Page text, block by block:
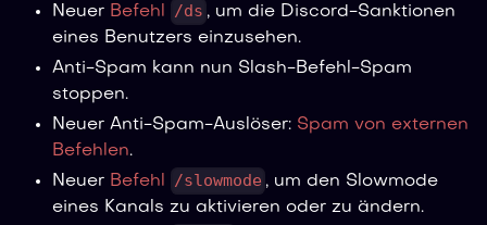
Neuer Befehl /ds , um die Discord-Sanktionen
eines Benutzers einzusehen.
Anti-Spam kann nun Slash-Befehl-Spam
stoppen.
Neuer Anti-Spam-Auslöser: Spam von externen
Befehlen.
Neuer Befehl /slowmode , um den Slowmode
eines Kanals zu aktivieren oder zu ändern.